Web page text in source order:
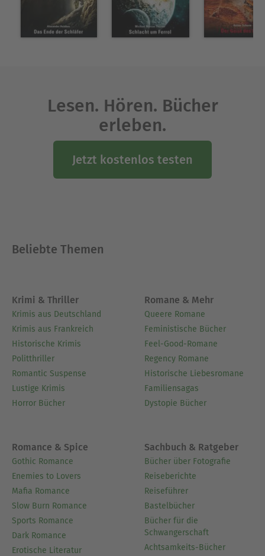
Lesen. Hören. Bücher
erleben.
Jetzt kostenlos testen
Beliebte Themen
Krimi & Thriller
Krimis aus Deutschland
Krimis aus Frankreich
Historische Krimis
Politthriller
Romantic Suspense
Lustige Krimis
Horror Bücher
Romane & Mehr
Queere Romane
Feministische Bücher
Feel-Good-Romane
Regency Romane
Historische Liebesromane
Familiensagas
Dystopie Bücher
Romance & Spice
Gothic Romance
Enemies to Lovers
Mafia Romance
Slow Burn Romance
Sports Romance
Dark Romance
Erotische Literatur
Sachbuch & Ratgeber
Bücher über Fotografie
Reiseberichte
Reiseführer
Bastelbücher
Bücher für die
Schwangerschaft
Achtsamkeits-Bücher